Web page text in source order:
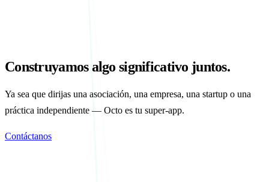
Construyamos algo significativo juntos.
Ya sea que dirijas una asociación, una empresa, una startup o una
práctica independiente — Octo es tu super-app.
Contáctanos